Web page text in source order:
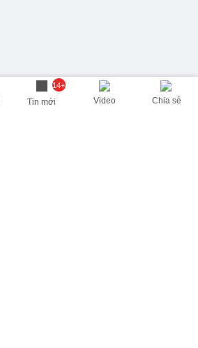
14+
Tin mới Video Chia sẻ